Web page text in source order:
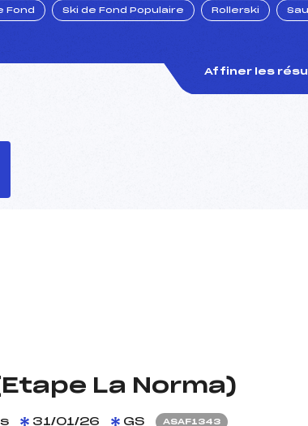
Fond Ski de Fond Populaire Rollerski
Affiner les
La Norma)
31/01/26 GS ASAF1343